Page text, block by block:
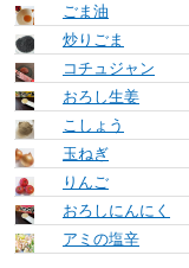
ごま油
炒りごま
コチュジャン
おろし生姜
こしょう
玉ねぎ
りんご
おろしにんにく
アミの塩辛